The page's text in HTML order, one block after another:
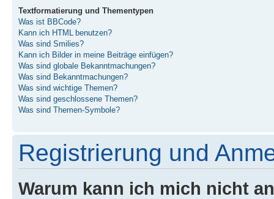
Textformatierung und Thementypen
Was ist BBCode?
Kann ich HTML benutzen?
Was sind Smilies?
Kann ich Bilder in meine Beiträge einfügen?
Was sind globale Bekanntmachungen?
Was sind Bekanntmachungen?
Was sind wichtige Themen?
Was sind geschlossene Themen?
Was sind Themen-Symbole?
Registrierung und
Warum kann ich mich nicht